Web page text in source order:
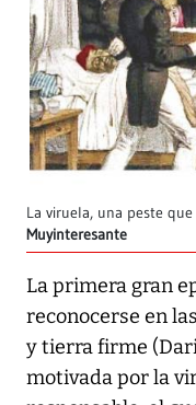
La viruela, una peste
Muyinteresante
La primera gran
reconocerse en
y tierra firme
motivada por la